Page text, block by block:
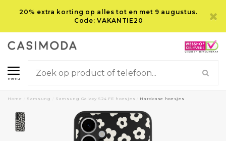
20% extra korting op alles tot en met 9 augustus.
Code: VAKANTIE20
menu
Home Samsung Samsung Galaxy S24 FE hoesjes Hardcase hoesjes